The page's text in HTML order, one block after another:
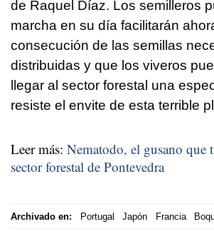
de Raquel Díaz. Los semilleros
marcha en su día facilitarán
consecución de las semillas
distribuidas y que los viveros
llegar al sector forestal una
resiste el envite de esta terrible
Leer más: Nematodo, el gusano que
sector forestal de Pontevedra
Archivado en: Portugal Japón Francia